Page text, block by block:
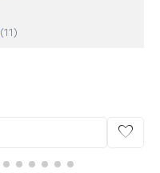
(11)
favorite